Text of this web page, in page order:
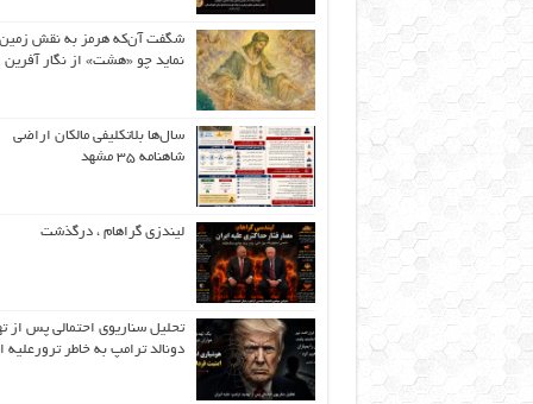
شگفت آن‌که هرمز به نقش زمین
نماید چو «هشت» از نگار آفرین
سال‌ها بلاتکلیفی مالکان اراضی
شاهنامه ۳۵ مشهد
لیندزی گراهام ، درگذشت
تحلیل سناریوی احتمالی پس از
دونالد ترامپ به خاطر ترورعلیه